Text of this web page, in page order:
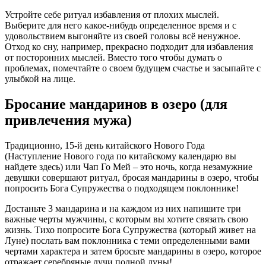
Устройте себе ритуал избавления от плохих мыслей.
Выберите для него какое-нибудь определенное время и с
удовольствием выгоняйте из своей головы всё ненужное.
Отход ко сну, например, прекрасно подходит для избавления
от посторонних мыслей. Вместо того чтобы думать о
проблемах, помечтайте о своем будущем счастье и засыпайте с
улыбкой на лице.
Бросание мандаринов в озеро (для
привлечения мужа)
Традиционно, 15-й день китайского Нового Года
(Наступление Нового года по китайскому календарю вы
найдете здесь) или Чап Го Мей – это ночь, когда незамужние
девушки совершают ритуал, бросая мандарины в озеро, чтобы
попросить Бога Супружества о подходящем поклоннике!
Достаньте 3 мандарина и на каждом из них напишите три
важные черты мужчины, с которым вы хотите связать свою
жизнь. Тихо попросите Бога Супружества (который живет на
Луне) послать вам поклонника с теми определенными вами
чертами характера и затем бросьте мандарины в озеро, которое
отражает серебряные лучи полной луны!